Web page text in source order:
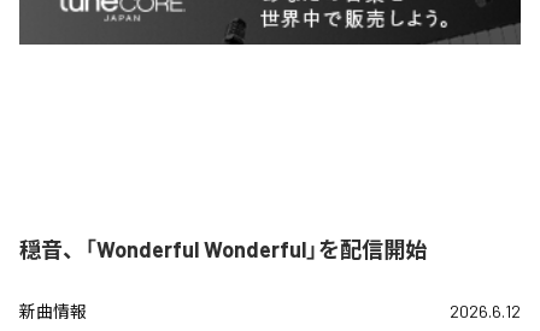
穏音、「Wonderful Wonderful」を配信開始
新曲情報 2026.6.12